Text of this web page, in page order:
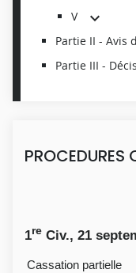
V
Partie II - Avis
Partie III -
PROCEDURES
1re Civ., 21
Cassation partielle